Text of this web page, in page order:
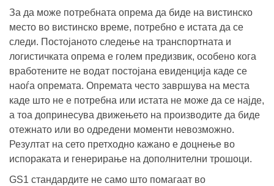
За да може потребната опрема да биде на вистинско
место во вистинско време, потребно е истата да се
следи. Постојаното следење на транспортната и
логистичката опрема е голем предизвик, особено кога
вработените не водат постојана евиденција каде се
наоѓа опремата. Опремата често завршува на места
каде што не е потребна или истата не може да се најде,
а тоа допринесува движењето на производите да биде
отежнато или во одредени моменти невозможно.
Резултат на сето претходно кажано е доцнење во
испораката и генерирање на дополнителни трошоци.
GS1 стандардите не само што помагаат во